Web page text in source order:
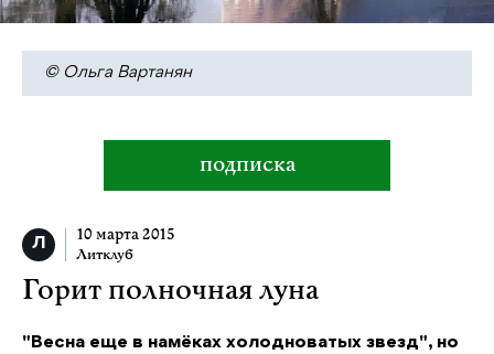
© Ольга Вартанян
подписка
10 марта 2015
Литклуб
Горит полночная луна
"Весна еще в намёках холодноватых звезд", но